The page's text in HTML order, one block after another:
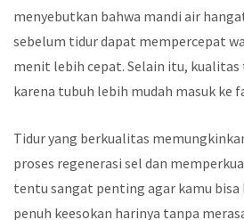
menyebutkan bahwa mandi air
sebelum tidur dapat mempercepat
menit lebih cepat. Selain itu,
karena tubuh lebih mudah masuk ke
Tidur yang berkualitas
proses regenerasi sel dan
tentu sangat penting agar kamu bisa
penuh keesokan harinya tanpa